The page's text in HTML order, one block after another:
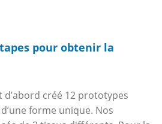
pour obtenir la
d’abord créé 12 prototypes
forme unique. Nos